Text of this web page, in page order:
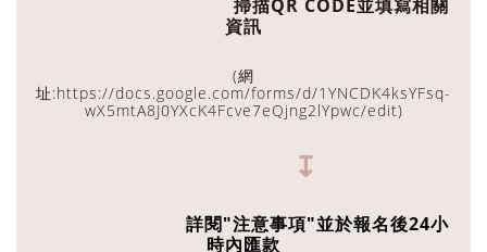
掃描QR CODE並填寫相關
資訊
(網
址:https://docs.google.com/forms/d/1YNCDK4ksYFsq-
wX5mtA8J0YXcK4Fcve7eQjng2lYpwc/edit)
↧
詳閱"注意事項"並於報名後24小
時內匯款